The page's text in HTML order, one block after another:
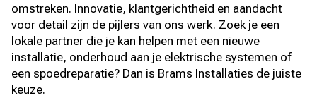
omstreken. Innovatie, klantgerichtheid en aandacht
voor detail zijn de pijlers van ons werk. Zoek je een
lokale partner die je kan helpen met een nieuwe
installatie, onderhoud aan je elektrische systemen of
een spoedreparatie? Dan is Brams Installaties de juiste
keuze.